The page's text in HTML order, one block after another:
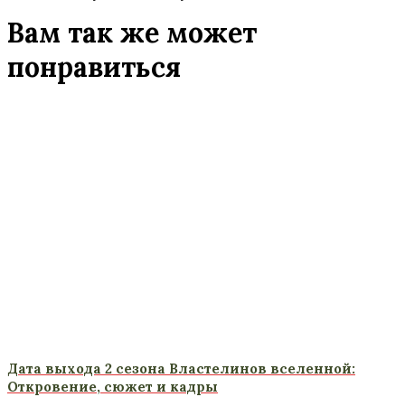
Вам так же может
понравиться
Дата выхода 2 сезона Властелинов вселенной:
Откровение, сюжет и кадры